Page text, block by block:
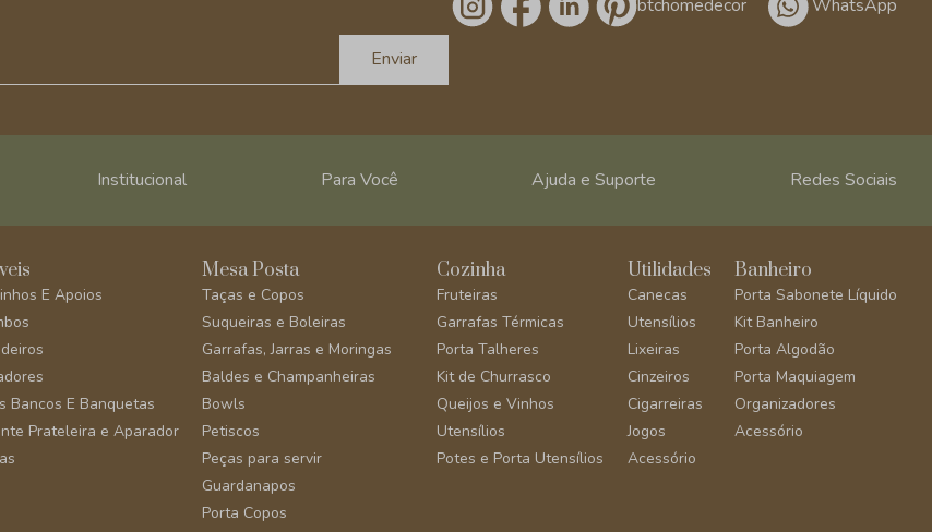
Enviar
/btchomedecor WhatsApp
Institucional Para Você Ajuda e Suporte Redes Sociais
E Apoios
Bancos E Banquetas
Prateleira e Aparador
Mesa Posta
Taças e Copos
Suqueiras e Boleiras
Garrafas, Jarras e Moringas
Baldes e Champanheiras
Bowls
Petiscos
Peças para servir
Guardanapos
Porta Copos
Cozinha
Fruteiras
Garrafas Térmicas
Porta Talheres
Kit de Churrasco
Queijos e Vinhos
Utensílios
Potes e Porta Utensílios
Utilidades
Canecas
Utensílios
Lixeiras
Cinzeiros
Cigarreiras
Jogos
Acessório
Banheiro
Porta Sabonete Líquido
Kit Banheiro
Porta Algodão
Porta Maquiagem
Organizadores
Acessório